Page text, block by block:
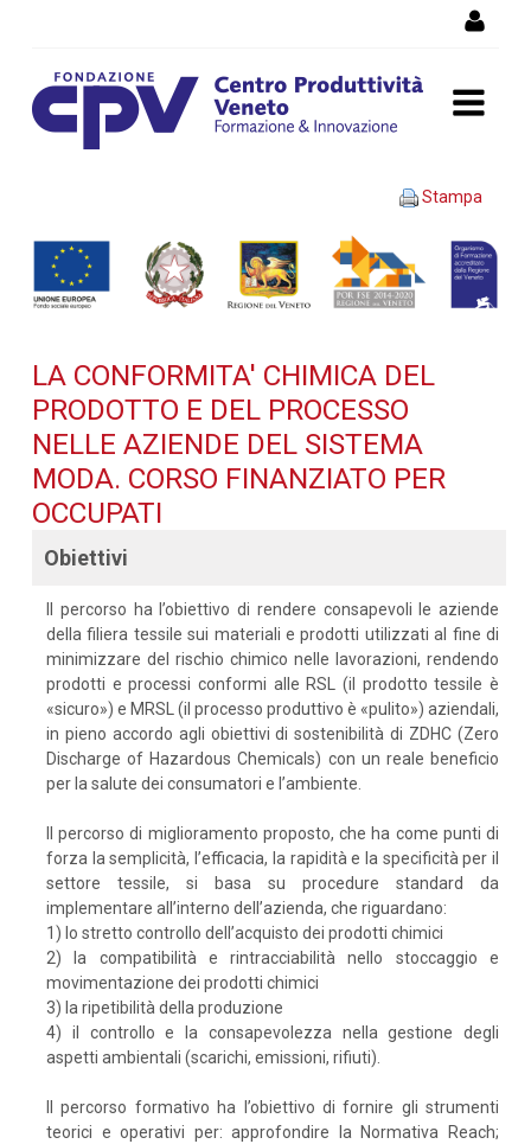
LA CONFORMITA' CHIMICA
DEL PRODOTTO E DEL
PROCESSO NELLE AZIENDE
finanziato per occupati -
Dettaglio corso di
formazione
Stampa
LA CONFORMITA' CHIMICA DEL
PRODOTTO E DEL PROCESSO
NELLE AZIENDE DEL SISTEMA
MODA. CORSO FINANZIATO PER
OCCUPATI
Obiettivi
Il percorso ha l’obiettivo di rendere consapevoli le aziende
della filiera tessile sui materiali e prodotti utilizzati al fine di
minimizzare del rischio chimico nelle lavorazioni, rendendo
prodotti e processi conformi alle RSL (il prodotto tessile è
«sicuro») e MRSL (il processo produttivo è «pulito») aziendali,
in pieno accordo agli obiettivi di sostenibilità di ZDHC (Zero
Discharge of Hazardous Chemicals) con un reale beneficio
per la salute dei consumatori e l’ambiente.
Il percorso di miglioramento proposto, che ha come punti di
forza la semplicità, l’efficacia, la rapidità e la specificità per il
settore tessile, si basa su procedure standard da
implementare all’interno dell’azienda, che riguardano:
1) lo stretto controllo dell’acquisto dei prodotti chimici
2) la compatibilità e rintracciabilità nello stoccaggio e
movimentazione dei prodotti chimici
3) la ripetibilità della produzione
4) il controllo e la consapevolezza nella gestione degli
aspetti ambientali (scarichi, emissioni, rifiuti).
Il percorso formativo ha l’obiettivo di fornire gli strumenti
teorici e operativi per: approfondire la Normativa Reach;